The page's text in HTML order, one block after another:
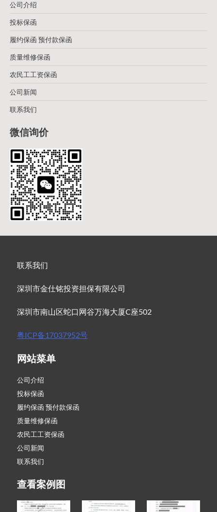
公司介绍
投标保函
履约保函 预付款保函
质量维修保函
农民工工资保函
公司新闻
联系我们
微信询价
联系我们
深圳市金仕铭投资担保有限公司
深圳市南山区蛇口网谷万海大厦C座502
粤ICP备17037952号
网站菜单
公司介绍
投标保函
履约保函 预付款保函
质量维修保函
农民工工资保函
公司新闻
联系我们
查看案例图